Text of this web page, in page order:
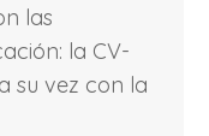
las
la CV-
su vez con la